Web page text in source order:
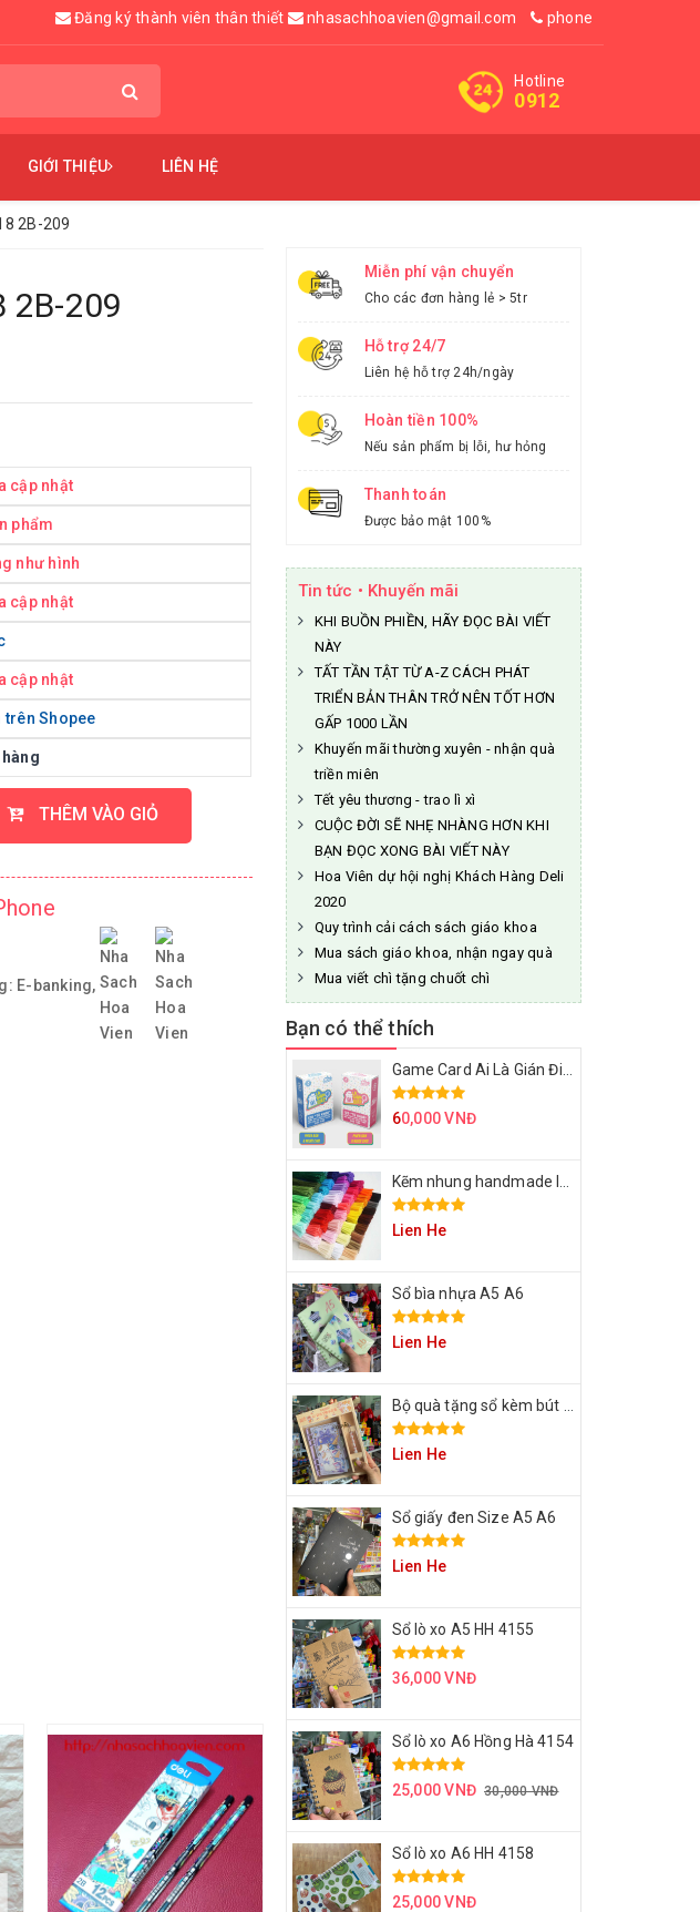
Đăng ký thành viên thân thiết nhasachhoavien@gmail.com phone
Hotline
0912
GIỚI THIỆU LIÊN HỆ
2B-209
2B-209
cập nhật
phẩm
như hình
cập nhật
cập nhật
trên Shopee
THÊM VÀO GIỎ
E-banking,
Miễn phí vận chuyển
Cho các đơn hàng lẻ > 5tr
Hỗ trợ 24/7
Liên hệ hỗ trợ 24h/ngày
Hoàn tiền 100%
Nếu sản phẩm bị lỗi, hư hỏng
Thanh toán
Được bảo mật 100%
Tin tức • Khuyến mãi
KHI BUỒN PHIỀN, HÃY ĐỌC BÀI VIẾT
NÀY
TẤT TẦN TẬT TỪ A-Z CÁCH PHÁT
TRIỂN BẢN THÂN TRỞ NÊN TỐT HƠN
GẤP 1000 LẦN
Khuyến mãi thường xuyên - nhận quà
triền miên
Tết yêu thương - trao lì xì
CUỘC ĐỜI SẼ NHẸ NHÀNG HƠN KHI
BẠN ĐỌC XONG BÀI VIẾT NÀY
Hoa Viên dự hội nghị Khách Hàng Deli
2020
Quy trình cải cách sách giáo khoa
Mua sách giáo khoa, nhận ngay quà
Mua viết chì tặng chuốt chì
Bạn có thể thích
60,000 VNĐ
Lien He
Sổ bìa nhựa A5 A6
Lien He
Lien He
Sổ giấy đen Size A5 A6
Lien He
Sổ lò xo A5 HH 4155
36,000 VNĐ
Sổ lò xo A6 Hồng Hà 4154
25,000 VNĐ 30,000 VNĐ
Sổ lò xo A6 HH 4158
25,000 VNĐ